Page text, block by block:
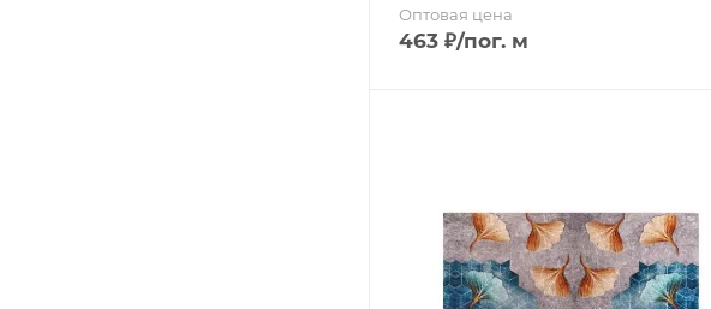
Оптовая цена
463 ₽/пог. м
Швабры
Арки
Держатели
Вилы